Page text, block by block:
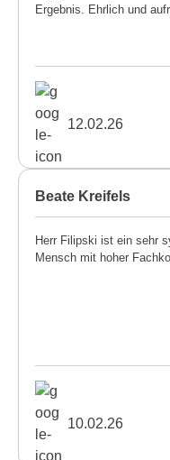
Ergebnis. Ehrlich und
12.02.26
Beate Kreifels
Herr Filipski ist ein sehr
Mensch mit hoher
10.02.26